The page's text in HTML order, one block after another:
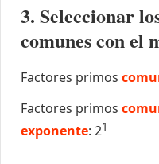
3. Seleccionar
comunes con el
Factores primos
Factores primos
exponente: 21